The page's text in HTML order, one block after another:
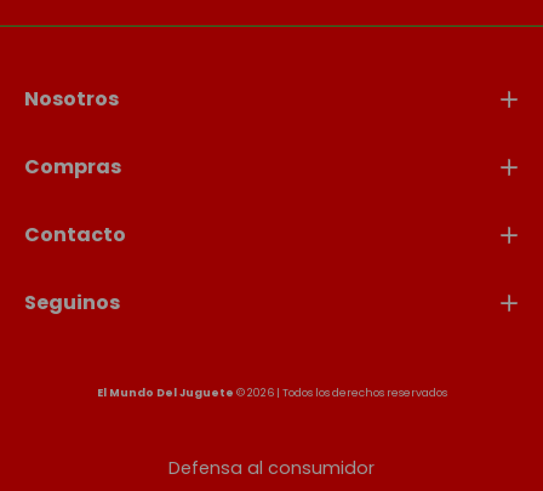
Nosotros
Compras
Contacto
Seguinos
El Mundo Del Juguete © 2026 | Todos los derechos reservados
Defensa al consumidor